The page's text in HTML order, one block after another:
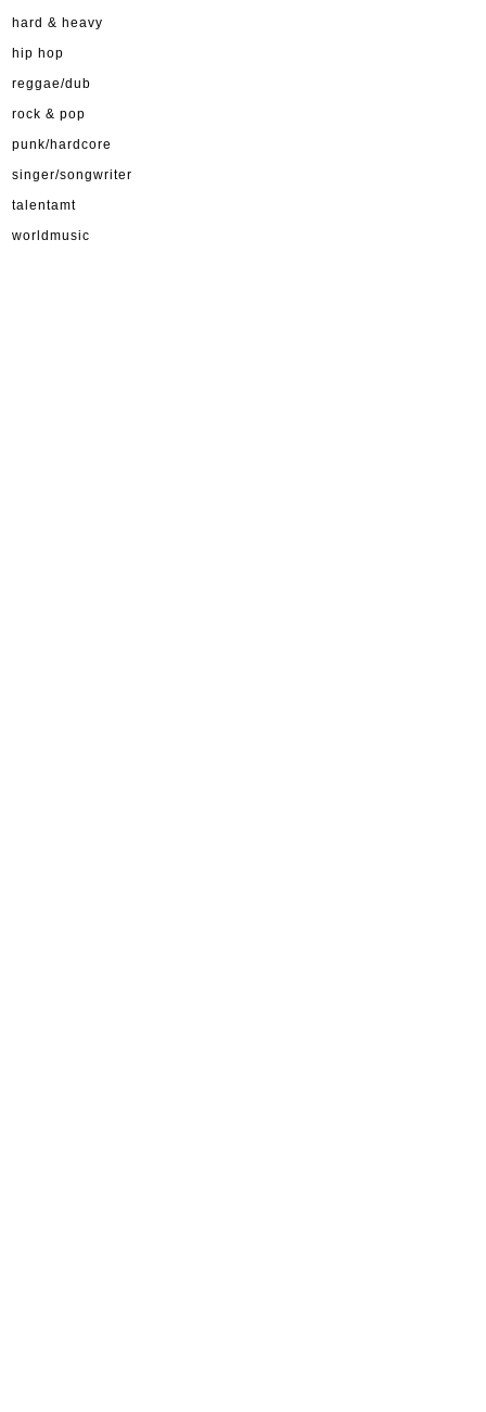
hard & heavy
hip hop
reggae/dub
rock & pop
punk/hardcore
singer/songwriter
talentamt
worldmusic